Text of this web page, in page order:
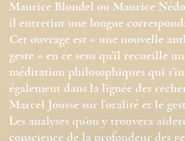
Maurice Blondel ou Maurice
il entretint une longue
Cet ouvrage est « une nouvelle
geste » en ce sens qu’il recueille
méditation philosophiques qui
également dans la lignée des
Marcel Jousse sur l’oralité et le
Les analyses qu’on y trouvera